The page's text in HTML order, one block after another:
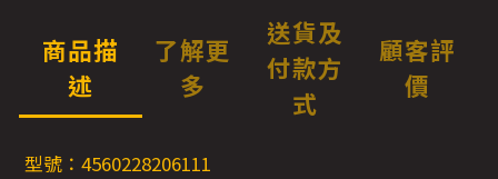
商品描
述
了解更
多
送貨及
付款方
式
顧客評
價
型號：4560228206111